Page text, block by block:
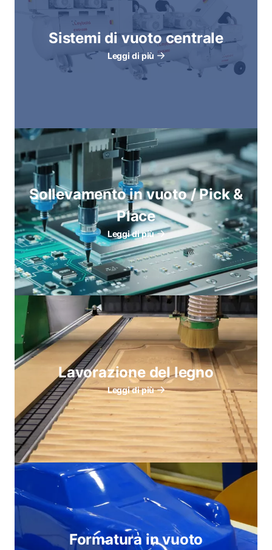
Sistemi di vuoto centrale
Leggi di più
Sollevamento in vuoto / Pick &
Place
Leggi di più
Lavorazione del legno
Leggi di più
Formatura in vuoto